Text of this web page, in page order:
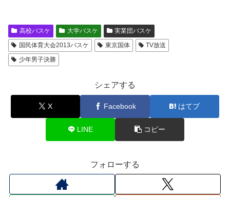
高校バスケ 大学バスケ
実業団バスケ
国民体育大会2013バスケ
東京国体
TV放送
少年男子決勝
シェアする
X Facebook はてブ
LINE コピー
フォローする